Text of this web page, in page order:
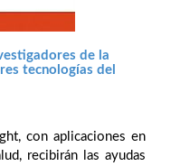
de la
tecnologías del
con aplicaciones en
recibirán las ayudas